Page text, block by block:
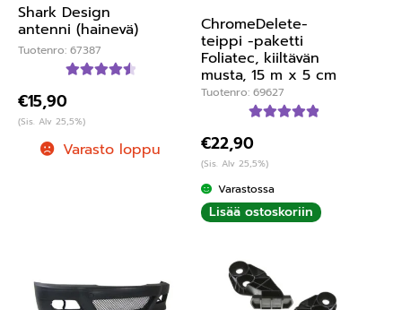
Shark Design
antenni (hainevä)
Tuotenro: 67387
4.60
€15,90
(Sis. Alv 25,5%)
Varasto loppu
ChromeDelete-
teippi -paketti
Foliatec, kiiltävän
musta, 15 m x 5 cm
Tuotenro: 69627
5.00
€22,90
(Sis. Alv 25,5%)
Varastossa
Lisää ostoskoriin